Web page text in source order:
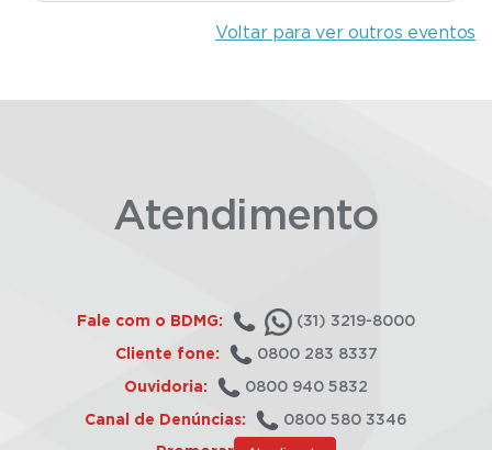
Voltar para ver outros eventos
Atendimento
Fale com o BDMG: (31) 3219-8000
Cliente fone: 0800 283 8337
Ouvidoria: 0800 940 5832
Canal de Denúncias: 0800 580 3346